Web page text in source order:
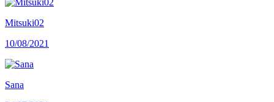
Mitsuki02
10/08/2021
Sana